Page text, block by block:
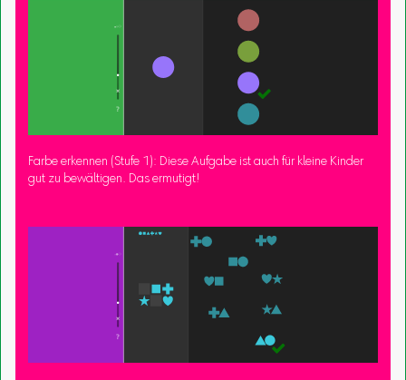
Farbe erkennen (Stufe 1): Diese Aufgabe ist auch für kleine Kinder
gut zu bewältigen. Das ermutigt!